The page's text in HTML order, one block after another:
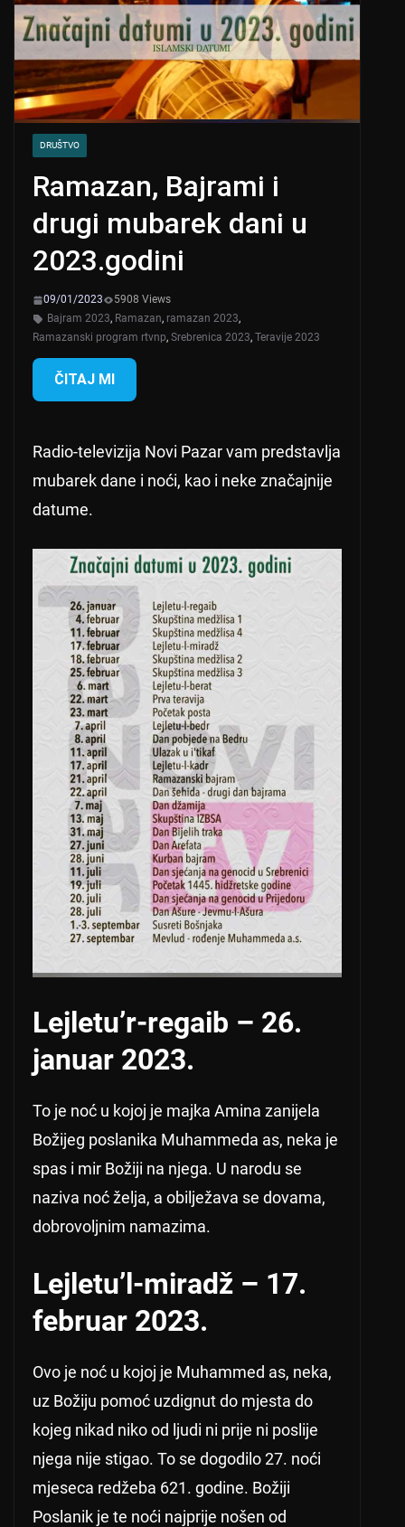
DRUŠTVO
Ramazan, Bajrami i
drugi mubarek dani u
2023.godini
09/01/2023
5908 Views
Bajram 2023, Ramazan, ramazan 2023,
Ramazanski program rtvnp, Srebrenica 2023, Teravije 2023
ČITAJ MI
Radio-televizija Novi Pazar vam predstavlja
mubarek dane i noći, kao i neke značajnije
datume.
Lejletu’r-regaib – 26.
januar 2023.
To je noć u kojoj je majka Amina zanijela
Božijeg poslanika Muhammeda as, neka je
spas i mir Božiji na njega. U narodu se
naziva noć želja, a obilježava se dovama,
dobrovoljnim namazima.
Lejletu’l-miradž – 17.
februar 2023.
Ovo je noć u kojoj je Muhammed as, neka,
uz Božiju pomoć uzdignut do mjesta do
kojeg nikad niko od ljudi ni prije ni poslije
njega nije stigao. To se dogodilo 27. noći
mjeseca redžeba 621. godine. Božiji
Poslanik je te noći najprije nošen od